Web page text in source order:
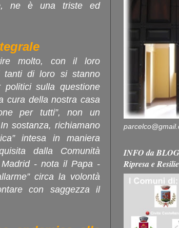
ne è una triste ed
molto, con il loro
tanti di loro si stanno
politici sulla questione
cura della nostra casa
per tutti”, non un
sostanza, richiamano
intesa in maniera
dalla Comunità
Madrid - nota il Papa -
circa la volontà
con saggezza il
INFO da
Ripresa e